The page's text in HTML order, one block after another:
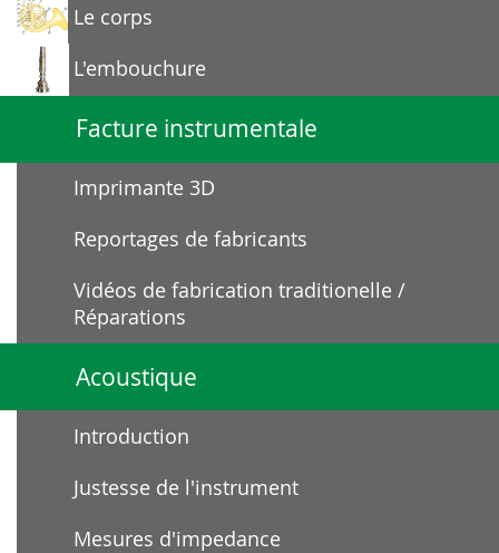
Le corps
L'embouchure
Facture instrumentale
Imprimante 3D
Reportages de fabricants
Vidéos de fabrication traditionelle /
Réparations
Acoustique
Introduction
Justesse de l'instrument
Mesures d'impedance